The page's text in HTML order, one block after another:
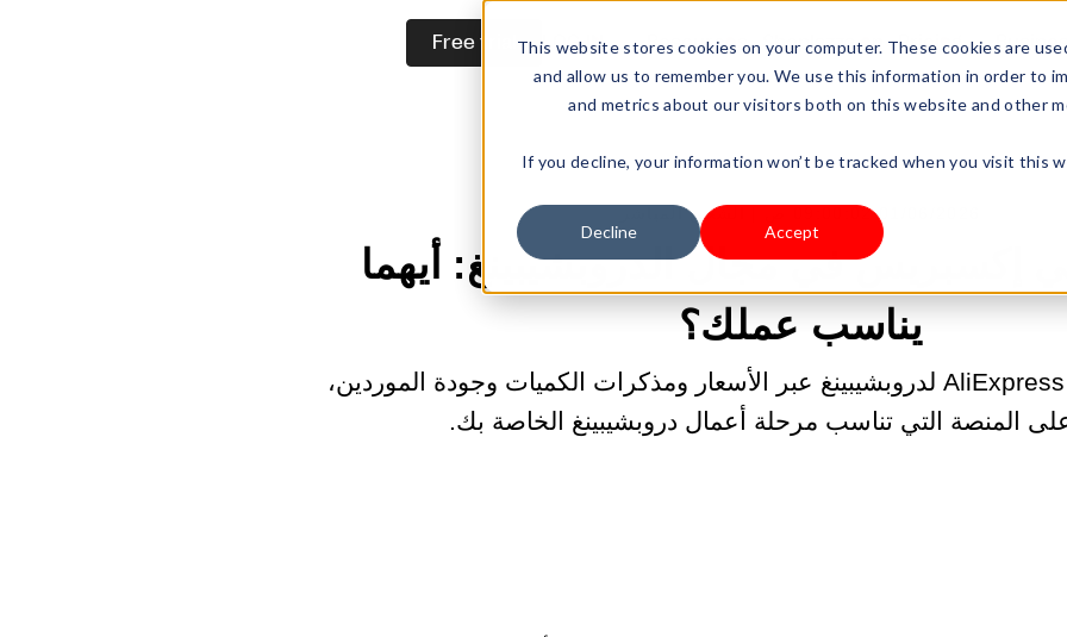
This website stores cookies on your computer. These cookies are
and allow us to remember you. We use this information in order to
and metrics about our visitors both on this website and other
If you decline, your information won’t be tracked when you visit this
Accept
Decline
Pricing
Shoplazza.cn
Resources
LOG IN
Free trial
01/06/2026 09:00:02 ص | الشحن المباشر
ألي إكسبريس في مجال الدروبشيبينغ: أيهما
يناسب عملك؟
قارن بين Alibaba و AliExpress لدروبشيبينغ عبر الأسعار ومذكرات الكميات وجودة الموردين،
المنصة التي تناسب مرحلة أعمال دروبشيبينغ الخاصة بك.